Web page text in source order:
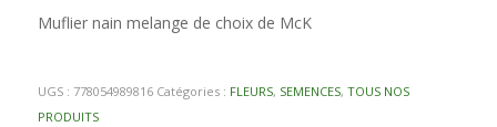
Muflier nain melange de choix de McK
UGS : 778054989816 Catégories : FLEURS, SEMENCES, TOUS NOS
PRODUITS